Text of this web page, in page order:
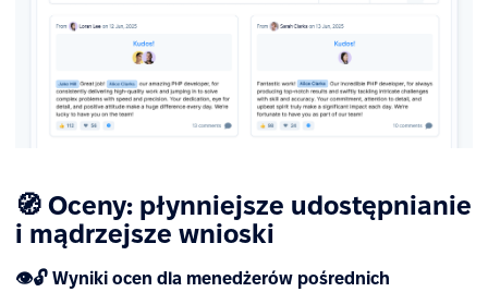
🧭 Oceny: płynniejsze udostępnianie
i mądrzejsze wnioski
👁️🔓 Wyniki ocen dla menedżerów pośrednich